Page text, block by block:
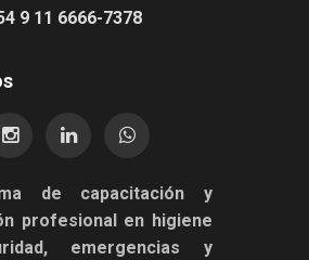
9 11 6666-7378
de capacitación y
profesional en higiene
emergencias y